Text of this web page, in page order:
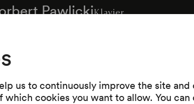
us to continuously improve the site
cookies you want to allow. You
PawlickiKlavier
Fischer-Ledenice